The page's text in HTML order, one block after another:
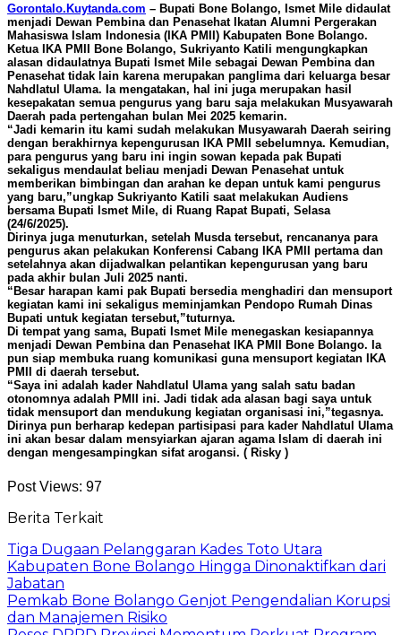
Gorontalo.Kuytanda.com – Bupati Bone Bolango, Ismet Mile didaulat
menjadi Dewan Pembina dan Penasehat Ikatan Alumni Pergerakan
Mahasiswa Islam Indonesia (IKA PMII) Kabupaten Bone Bolango.
Ketua IKA PMII Bone Bolango, Sukriyanto Katili mengungkapkan
alasan didaulatnya Bupati Ismet Mile sebagai Dewan Pembina dan
Penasehat tidak lain karena merupakan panglima dari keluarga besar
Nahdlatul Ulama. Ia mengatakan, hal ini juga merupakan hasil
kesepakatan semua pengurus yang baru saja melakukan Musyawarah
Daerah pada pertengahan bulan Mei 2025 kemarin.
“Jadi kemarin itu kami sudah melakukan Musyawarah Daerah seiring
dengan berakhirnya kepengurusan IKA PMII sebelumnya. Kemudian,
para pengurus yang baru ini ingin sowan kepada pak Bupati
sekaligus mendaulat beliau menjadi Dewan Penasehat untuk
memberikan bimbingan dan arahan ke depan untuk kami pengurus
yang baru,”ungkap Sukriyanto Katili saat melakukan Audiens
bersama Bupati Ismet Mile, di Ruang Rapat Bupati, Selasa
(24/6/2025).
Dirinya juga menuturkan, setelah Musda tersebut, rencananya para
pengurus akan pelakukan Konferensi Cabang IKA PMII pertama dan
setelahnya akan dijadwalkan pelantikan kepengurusan yang baru
pada akhir bulan Juli 2025 nanti.
“Besar harapan kami pak Bupati bersedia menghadiri dan mensuport
kegiatan kami ini sekaligus meminjamkan Pendopo Rumah Dinas
Bupati untuk kegiatan tersebut,”tuturnya.
Di tempat yang sama, Bupati Ismet Mile menegaskan kesiapannya
menjadi Dewan Pembina dan Penasehat IKA PMII Bone Bolango. Ia
pun siap membuka ruang komunikasi guna mensuport kegiatan IKA
PMII di daerah tersebut.
“Saya ini adalah kader Nahdlatul Ulama yang salah satu badan
otonomnya adalah PMII ini. Jadi tidak ada alasan bagi saya untuk
tidak mensuport dan mendukung kegiatan organisasi ini,”tegasnya.
Dirinya pun berharap kedepan partisipasi para kader Nahdlatul Ulama
ini akan besar dalam mensyiarkan ajaran agama Islam di daerah ini
dengan mengesampingkan sifat arogansi. ( Risky )
Post Views: 97
Berita Terkait
Tiga Dugaan Pelanggaran Kades Toto Utara
Kabupaten Bone Bolango Hingga Dinonaktifkan dari
Jabatan
Pemkab Bone Bolango Genjot Pengendalian Korupsi
dan Manajemen Risiko